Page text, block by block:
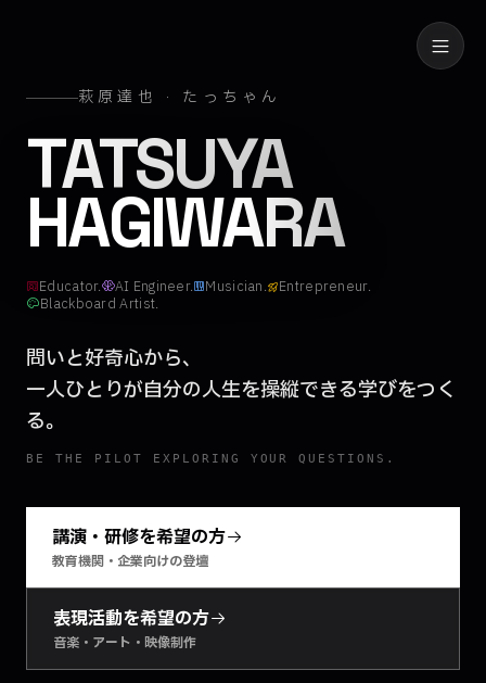
萩原達也 · たっちゃん
萩原達也（た
TATSUYA
HAGIWARA
Educator. AI Engineer. Musician.
Entrepreneur.
Blackboard Artist.
問いと好奇心から、
一人ひとりが自分の人生を操縦できる学びをつく
る。
BE THE PILOT EXPLORING YOUR QUESTIONS.
講演・研修を希望の方
教育機関・企業向けの登壇
表現活動を希望の方
音楽・アート・映像制作